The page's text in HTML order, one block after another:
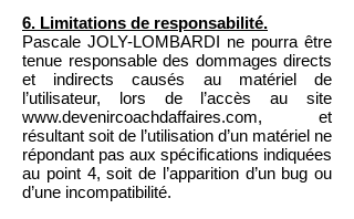
6. Limitations de responsabilité.
Pascale JOLY-LOMBARDI ne pourra être
tenue responsable des dommages directs
et indirects causés au matériel de
l’utilisateur, lors de l’accès au site
www.devenircoachdaffaires.com, et
résultant soit de l’utilisation d’un matériel ne
répondant pas aux spécifications indiquées
au point 4, soit de l’apparition d’un bug ou
d’une incompatibilité.